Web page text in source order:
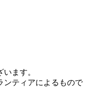
ます。
ンティアによるもので